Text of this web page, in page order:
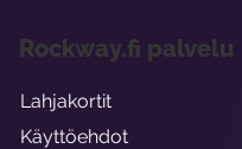
Rockway.fi palvelu
Lahjakortit
Käyttöehdot